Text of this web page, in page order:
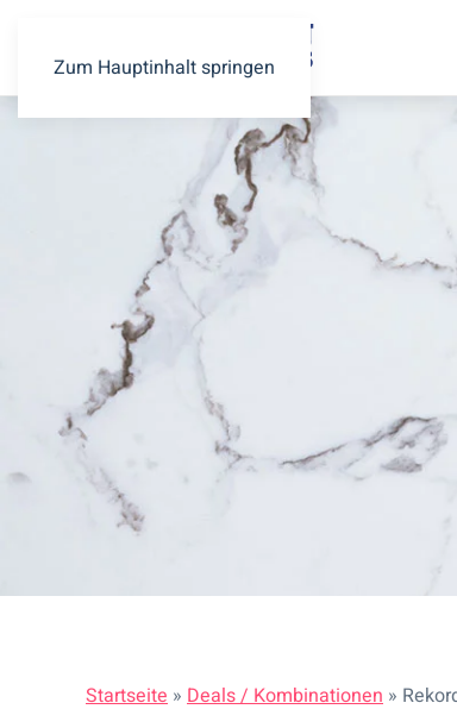
Zum Hauptinhalt springen
Startseite » Deals / Kombinationen »